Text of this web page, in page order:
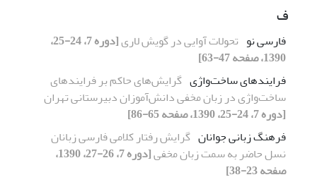
ف
فارسی نو تحولات آوایی در گویش لاری
[دوره 7، 24-25،
1390، صفحه 47-63]
فرایندهای ساخت‌واژی گرایش‌های حاکم بر فرایندهای
ساخت‌واژی در زبان مخفی دانش‌آموزان دبیرستانی تهران
[دوره 7، 24-25، 1390، صفحه 65-86]
فرهنگ زبانی جوانان گرایش رفتار کلامی فارسی زبانان
نسل حاضر به سمت زبان مخفی
[دوره 7، 26-27، 1390،
صفحه 23-38]